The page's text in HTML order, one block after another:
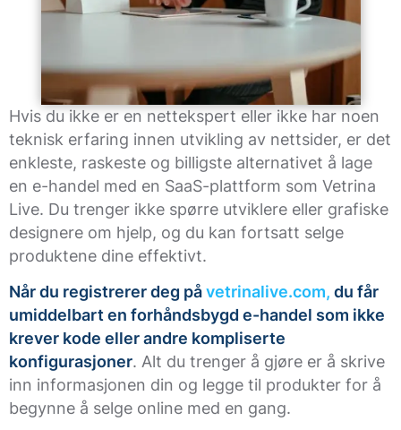
Hvis du ikke er en nettekspert eller ikke har noen
teknisk erfaring innen utvikling av nettsider, er det
enkleste, raskeste og billigste alternativet å lage
en e-handel med en SaaS-plattform som Vetrina
Live. Du trenger ikke spørre utviklere eller grafiske
designere om hjelp, og du kan fortsatt selge
produktene dine effektivt.
Når du registrerer deg påvetrinalive.com, du får
umiddelbart en forhåndsbygd e-handel som ikke
krever kode eller andre kompliserte
konfigurasjoner. Alt du trenger å gjøre er å skrive
inn informasjonen din og legge til produkter for å
begynne å selge online med en gang.